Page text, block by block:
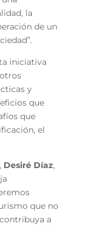
la
de un
iniciativa
y
que
que
el
Desiré Díaz,
que no
a